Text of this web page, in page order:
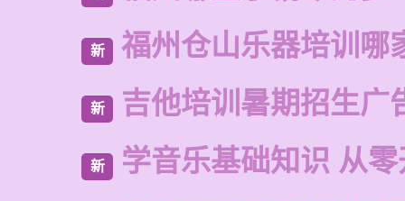
新 福州仓山乐器培训哪
新 吉他培训暑期招生广
新 学音乐基础知识 从